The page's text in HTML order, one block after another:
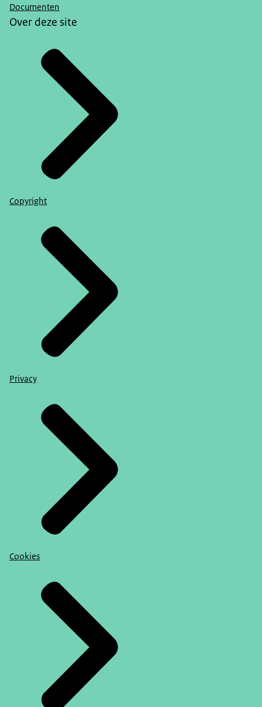
Documenten
Over deze site
Copyright
Privacy
Cookies